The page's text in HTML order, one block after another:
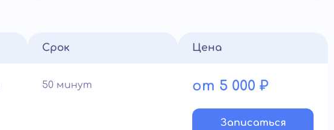
Срок
50 минут
Цена
от 5 000 ₽
Записатьcя